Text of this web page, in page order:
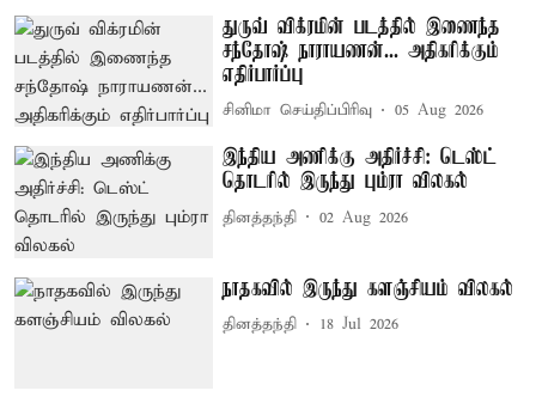
துருவ் விக்ரமின் படத்தில் இணைந்த
சந்தோஷ் நாராயணன்... அதிகரிக்கும்
எதிர்பார்ப்பு
சினிமா செய்திப்பிரிவு 05 Aug 2026
இந்திய அணிக்கு அதிர்ச்சி: டெஸ்ட்
தொடரில் இருந்து பும்ரா விலகல்
தினத்தந்தி 02 Aug 2026
நாதகவில் இருந்து களஞ்சியம் விலகல்
தினத்தந்தி 18 Jul 2026